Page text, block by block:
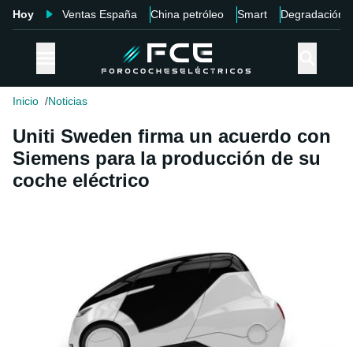
Hoy Ventas España China petróleo Smart Degradación
Inicio Noticias
Uniti Sweden firma un acuerdo con
Siemens para la producción de su
coche eléctrico